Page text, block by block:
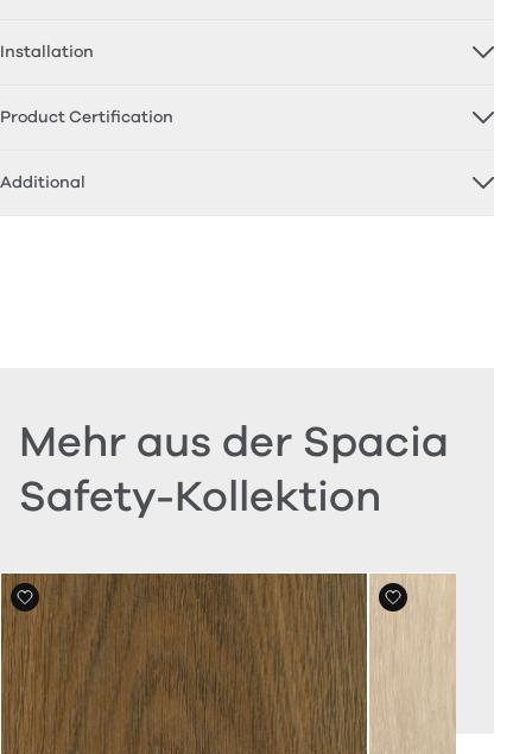
Installation
Product Certification
Additional
Mehr aus der Spacia
Safety-Kollektion